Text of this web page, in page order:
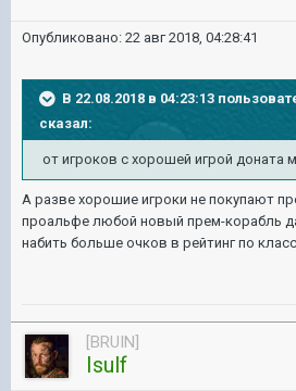
Опубликовано: 22 авг 2018, 04:28:41
В 22.08.2018 в 04:23:13
сказал:
от игроков с хорошей игрой доната
А разве хорошие игроки не покупают
проальфе любой новый прем-корабль
набить больше очков в рейтинг по
[BRUIN]
Isulf